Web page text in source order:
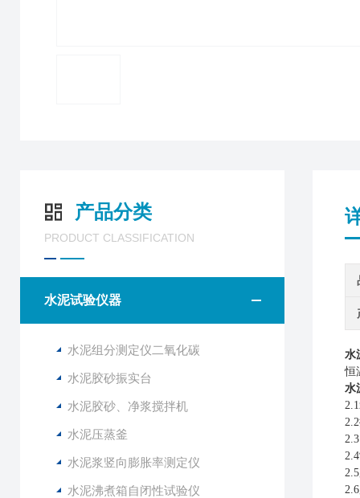
产品分类
PRODUCT CLASSIFICATION
水泥试验仪器
水泥组分测定仪二氧化碳
水泥胶砂振实台
水泥胶砂、净浆搅拌机
水泥压蒸釜
水泥浆竖向膨胀率测定仪
水泥沸煮箱自闭性试验仪
水
恒
水